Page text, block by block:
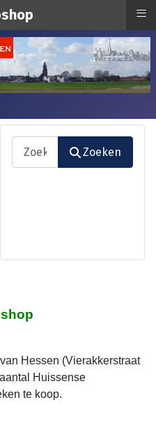
Zoeken
Zoeken
Hessen (Vierakkerstraat
Huissense
te koop.
≡